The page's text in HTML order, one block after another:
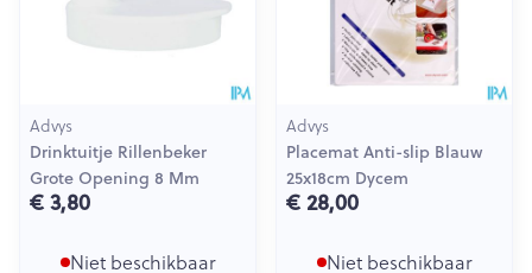
Advys
Drinktuitje Rillenbeker
Grote Opening 8 Mm
€ 3,80
Niet beschikbaar
Advys
Placemat Anti-slip Blauw
25x18cm Dycem
€ 28,00
Niet beschikbaar